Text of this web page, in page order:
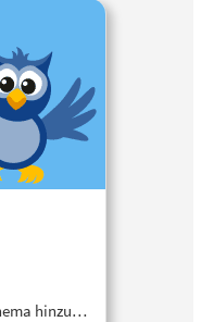
hinzu…